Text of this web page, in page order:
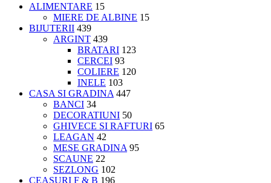
ALIMENTARE 15
MIERE DE ALBINE 15
BIJUTERII 439
ARGINT 439
BRATARI 123
CERCEI 93
COLIERE 120
INELE 103
CASA SI GRADINA 447
BANCI 34
DECORATIUNI 50
GHIVECE SI RAFTURI 65
LEAGAN 42
MESE GRADINA 95
SCAUNE 22
SEZLONG 102
CEASURI F & B 196